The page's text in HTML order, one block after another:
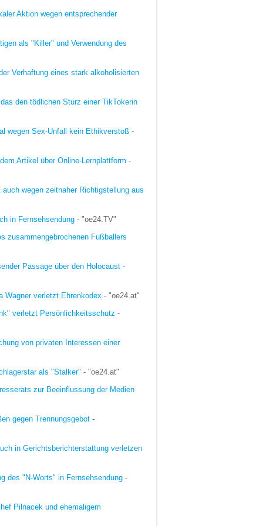
Aktion wegen entsprechender
als "Killer" und Verwendung des
Verhaftung eines stark alkoholisierten
den tödlichen Sturz einer TikTokerin
wegen Sex-Unfall kein Ethikverstoß -
Artikel über Online-Lernplattform -
wegen zeitnaher Richtigstellung aus
in Fernsehsendung - "oe24.TV"
zusammengebrochenen Fußballers
Passage über den Holocaust -
Wagner verletzt Ehrenkodex - "oe24.at"
verletzt Persönlichkeitsschutz -
von privaten Interessen einer
als "Stalker" - "oe24.at"
zur Beeinflussung der Medien
gegen Trennungsgebot -
in Gerichtsberichterstattung verletzen
des "N-Worts" in Fernsehsendung -
Pilnacek und ehemaligem